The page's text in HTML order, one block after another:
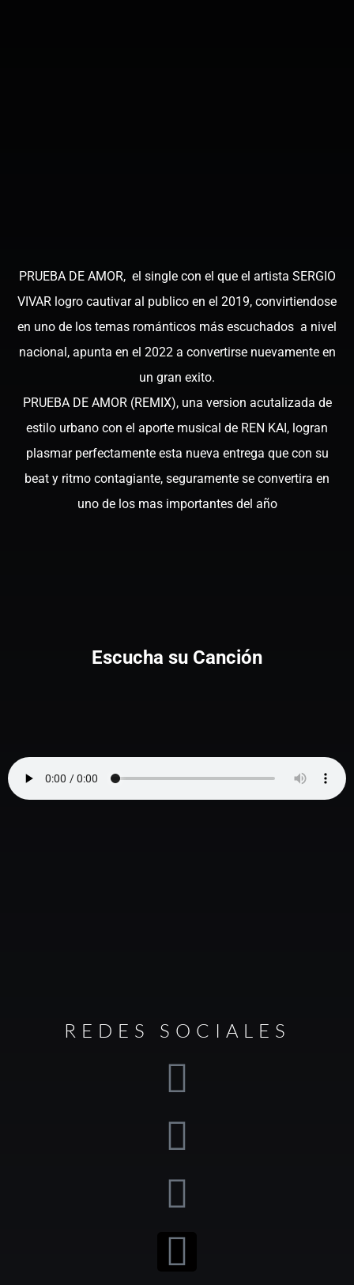
PRUEBA DE AMOR, el single con el que el artista SERGIO
VIVAR logro cautivar al publico en el 2019, convirtiendose
en uno de los temas románticos más escuchados a nivel
nacional, apunta en el 2022 a convertirse nuevamente en
un gran exito.
PRUEBA DE AMOR (REMIX), una version acutalizada de
estilo urbano con el aporte musical de REN KAI, logran
plasmar perfectamente esta nueva entrega que con su
beat y ritmo contagiante, seguramente se convertira en
uno de los mas importantes del año
Escucha su Canción
REDES SOCIALES